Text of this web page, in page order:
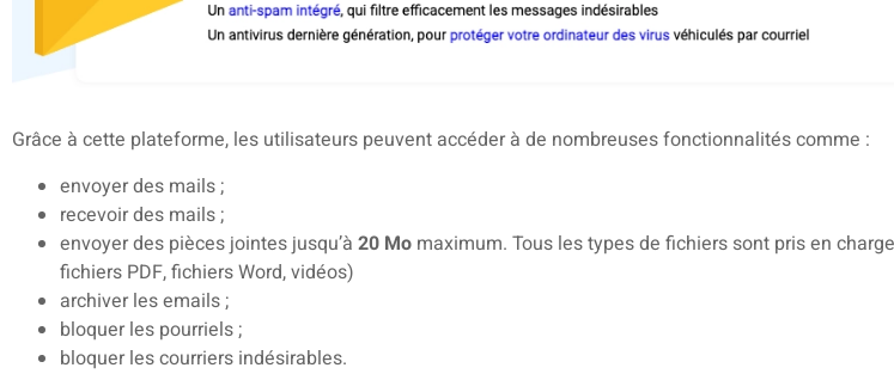
Grâce à cette plateforme, les utilisateurs peuvent accéder à de nombreuses fonctionnalités comme :
envoyer des mails ;
recevoir des mails ;
envoyer des pièces jointes jusqu’à 20 Mo maximum. Tous les types de fichiers sont pris en
fichiers PDF, fichiers Word, vidéos)
archiver les emails ;
bloquer les pourriels ;
bloquer les courriers indésirables.